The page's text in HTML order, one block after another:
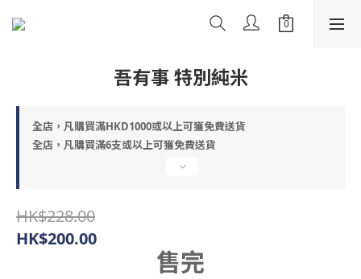
吾有事 特別純米
全店，凡購買滿HKD1000或以上可獲免費送貨
全店，凡購買滿6支或以上可獲免費送貨
HK$228.00
HK$200.00
售完